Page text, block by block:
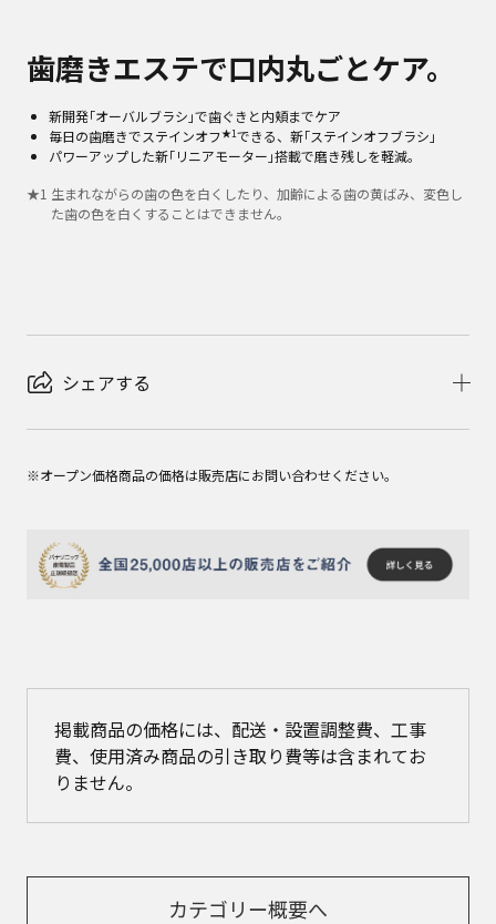
歯磨きエステで口内丸ごとケア。
新開発｢オーバルブラシ｣で歯ぐきと内頬までケア
毎日の歯磨きでステインオフ★1できる、新｢ステインオフブラシ｣
パワーアップした新｢リニアモーター｣搭載で磨き残しを軽減。
★1 生まれながらの歯の色を白くしたり、加齢による歯の黄ばみ、変色し
た歯の色を白くすることはできません。
シェアする
※オープン価格商品の価格は販売店にお問い合わせください。
掲載商品の価格には、配送・設置調整費、工事
費、使用済み商品の引き取り費等は含まれてお
りません。
カテゴリー概要へ